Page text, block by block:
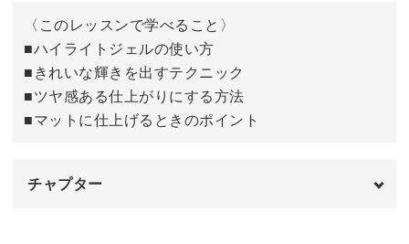
具体的なポイントは、
◆ハイライトジェルの使い方
◆きれいな輝きを出すテクニック
〈このレッスンで学べること〉
■ハイライトジェルの使い方
■きれいな輝きを出すテクニック
■ツヤ感ある仕上がりにする方法
■マットに仕上げるときのポイント
チャプター